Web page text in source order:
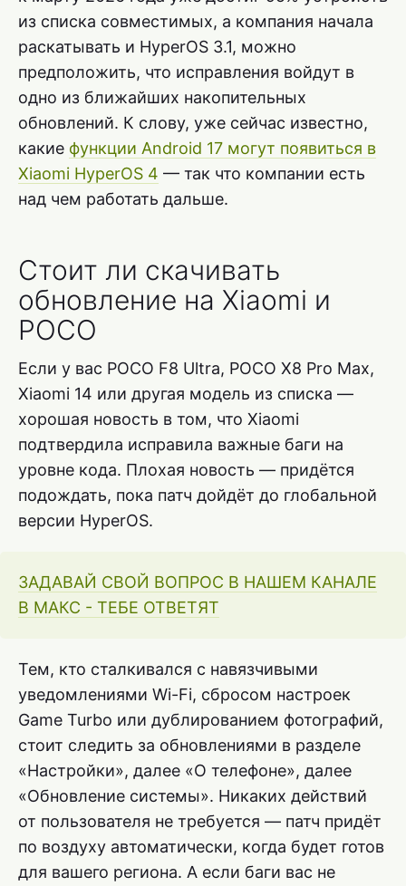
из списка совместимых, а компания начала
раскатывать и HyperOS 3.1, можно
предположить, что исправления войдут в
одно из ближайших накопительных
обновлений. К слову, уже сейчас известно,
какие функции Android 17 могут появиться в
Xiaomi HyperOS 4 — так что компании есть
над чем работать дальше.
Стоит ли скачивать
обновление на Xiaomi и
POCO
Если у вас POCO F8 Ultra, POCO X8 Pro Max,
Xiaomi 14 или другая модель из списка —
хорошая новость в том, что Xiaomi
подтвердила исправила важные баги на
уровне кода. Плохая новость — придётся
подождать, пока патч дойдёт до глобальной
версии HyperOS.
ЗАДАВАЙ СВОЙ ВОПРОС В НАШЕМ КАНАЛЕ
В МАКС - ТЕБЕ ОТВЕТЯТ
Тем, кто сталкивался с навязчивыми
уведомлениями Wi-Fi, сбросом настроек
Game Turbo или дублированием фотографий,
стоит следить за обновлениями в разделе
«Настройки», далее «О телефоне», далее
«Обновление системы». Никаких действий
от пользователя не требуется — патч придёт
по воздуху автоматически, когда будет готов
для вашего региона. А если баги вас не